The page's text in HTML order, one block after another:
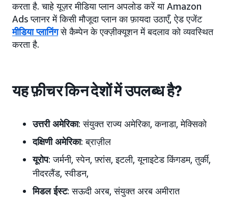
करता है. चाहे यूज़र मीडिया प्लान अपलोड करें या Amazon
Ads प्लानर में किसी मौजूदा प्लान का फ़ायदा उठाएँ, ऐड एजेंट
मीडिया प्लानिंगसे कैम्पेन के एक्ज़ीक्यूशन में बदलाव को व्यवस्थित
करता है.
यह फ़ीचर किन देशों में उपलब्ध है?
उत्तरी अमेरिका: संयुक्त राज्य अमेरिका, कनाडा, मेक्सिको
दक्षिणी अमेरिका: ब्राज़ील
यूरोप: जर्मनी, स्पेन, फ़्रांस, इटली, यूनाइटेड किंगडम, तुर्की,
नीदरलैंड, स्वीडन,
मिडल ईस्ट: सऊदी अरब, संयुक्त अरब अमीरात